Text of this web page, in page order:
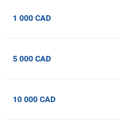
1 000 CAD
5 000 CAD
10 000 CAD